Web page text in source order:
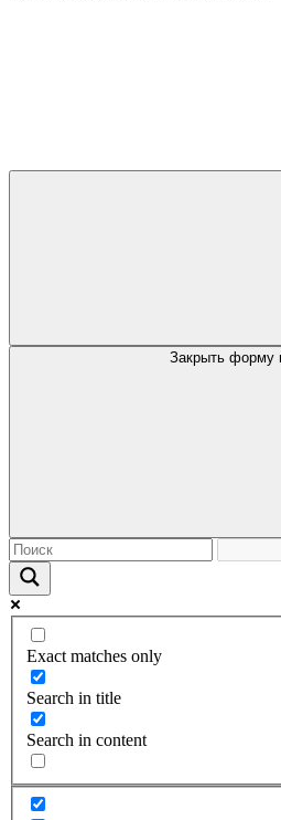
Закрыть форму
Exact matches only
Search in title
Search in content